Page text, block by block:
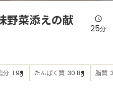
菜添えの献
25分
分 1.9g たんぱく質 30.8g 脂質